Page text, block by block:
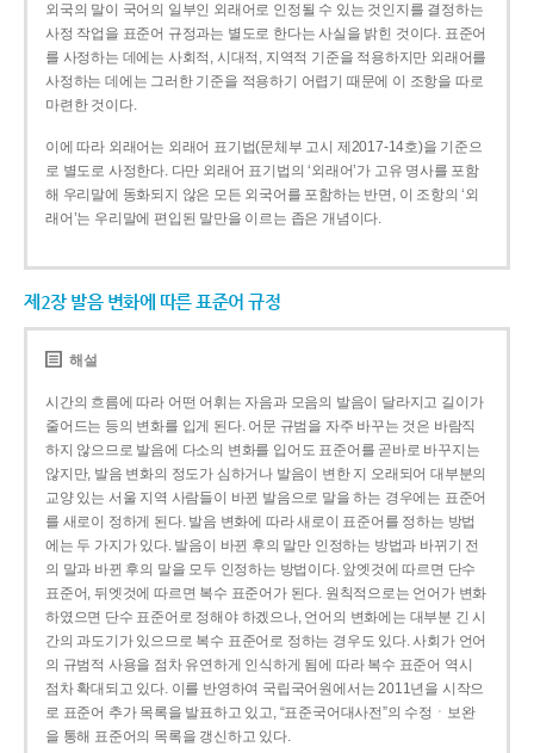
외국의 말이 국어의 일부인 외래어로 인정될 수 있는 것인지를 결정하는
사정 작업을 표준어 규정과는 별도로 한다는 사실을 밝힌 것이다. 표준어
를 사정하는 데에는 사회적, 시대적, 지역적 기준을 적용하지만 외래어를
사정하는 데에는 그러한 기준을 적용하기 어렵기 때문에 이 조항을 따로
마련한 것이다.
이에 따라 외래어는 외래어 표기법(문체부 고시 제2017-14호)을 기준으
로 별도로 사정한다. 다만 외래어 표기법의 ‘외래어’가 고유 명사를 포함
해 우리말에 동화되지 않은 모든 외국어를 포함하는 반면, 이 조항의 ‘외
래어’는 우리말에 편입된 말만을 이르는 좁은 개념이다.
제2장 발음 변화에 따른 표준어 규정
해설
시간의 흐름에 따라 어떤 어휘는 자음과 모음의 발음이 달라지고 길이가
줄어드는 등의 변화를 입게 된다. 어문 규범을 자주 바꾸는 것은 바람직
하지 않으므로 발음에 다소의 변화를 입어도 표준어를 곧바로 바꾸지는
않지만, 발음 변화의 정도가 심하거나 발음이 변한 지 오래되어 대부분의
교양 있는 서울 지역 사람들이 바뀐 발음으로 말을 하는 경우에는 표준어
를 새로이 정하게 된다. 발음 변화에 따라 새로이 표준어를 정하는 방법
에는 두 가지가 있다. 발음이 바뀐 후의 말만 인정하는 방법과 바뀌기 전
의 말과 바뀐 후의 말을 모두 인정하는 방법이다. 앞엣것에 따르면 단수
표준어, 뒤엣것에 따르면 복수 표준어가 된다. 원칙적으로는 언어가 변화
하였으면 단수 표준어로 정해야 하겠으나, 언어의 변화에는 대부분 긴 시
간의 과도기가 있으므로 복수 표준어로 정하는 경우도 있다. 사회가 언어
의 규범적 사용을 점차 유연하게 인식하게 됨에 따라 복수 표준어 역시
점차 확대되고 있다. 이를 반영하여 국립국어원에서는 2011년을 시작으
로 표준어 추가 목록을 발표하고 있고, “표준국어대사전”의 수정ㆍ보완
을 통해 표준어의 목록을 갱신하고 있다.